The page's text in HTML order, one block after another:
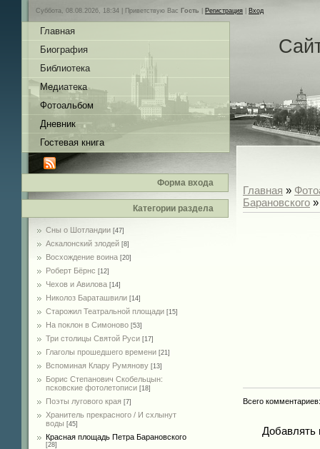
Суббота, 08.08.2026, 18:34 | Приветствую Вас Гость Регистрация Вход
Главная
Биография
Библиотека
Медиатека
Фотоальбом
Дневник
Гостевая книга
Форма входа
Категории раздела
Сны о Шотландии [47]
Аскалонский злодей [8]
Восхождение воина [20]
Роберт Бёрнс [12]
Чехов и Авилова [14]
Николоз Бараташвили [14]
Cтарожил Театральной площади [15]
На поклон в Симоново [53]
Три столицы Святой Руси [17]
Глаголы прошедшего времени [21]
Вспоминая Клару Румянову [13]
Борис Степанович Скобельцын:
псковские фотолетописи [18]
Поэты лугового края [7]
Хранитель прекрасного / И схлынут
воды [45]
Красная площадь Петра Барановского
[28]
Главная »
Барановского
Всего комментариев
Добавлять